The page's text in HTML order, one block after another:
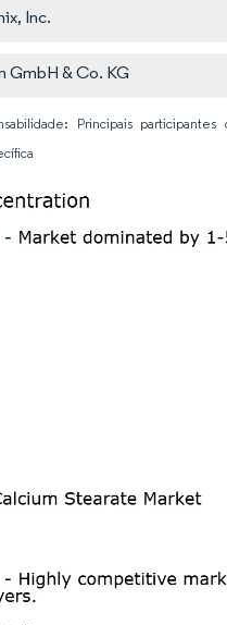
Inc.
GmbH & Co. KG
Principais participantes